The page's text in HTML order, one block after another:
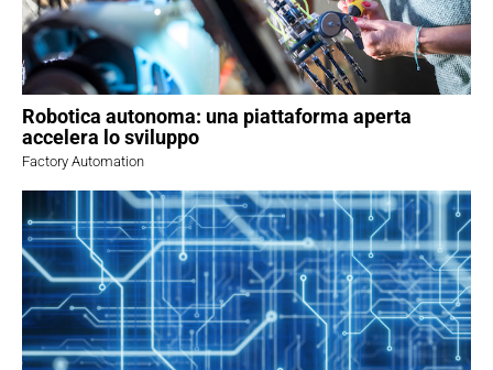
Robotica autonoma: una piattaforma aperta
accelera lo sviluppo
Factory Automation